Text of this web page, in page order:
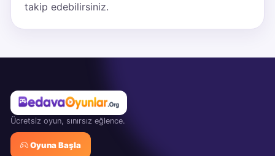
takip edebilirsiniz.
Ücretsiz oyun, sınırsız eğlence.
Oyuna Başla